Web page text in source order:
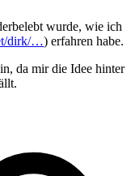
wurde, wie ich
dirk/…) erfahren habe.
da mir die Idee hinter